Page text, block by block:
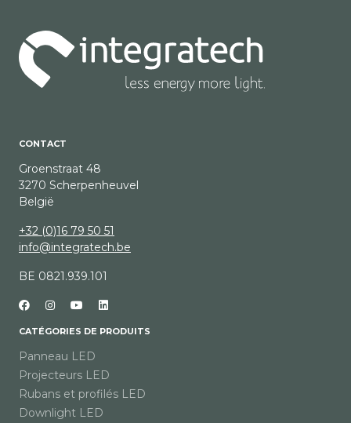
CONTACT
Groenstraat 48
3270 Scherpenheuvel
België
+32 (0)16 79 50 51
info@integratech.be
BE 0821.939.101
CATÉGORIES DE PRODUITS
Panneau LED
Projecteurs LED
Rubans et profilés LED
Downlight LED